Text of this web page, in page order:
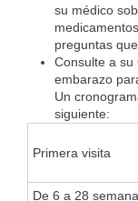
su médico
preguntas
Consulte a su
embarazo
Un
siguiente:
Primera visita
De 6 a 28